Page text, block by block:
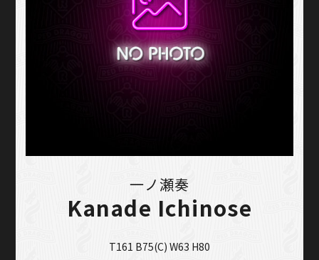
一ノ瀬奏
Kanade Ichinose
T161 B75(C) W63 H80